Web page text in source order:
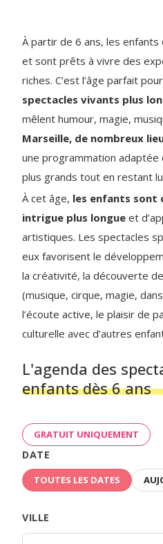
À partir de 6 ans, les
et sont prêts à vivre des
riches. C’est l’âge parfait
spectacles vivants plus
mêlent humour, magie,
Marseille, de nombreux
une programmation adaptée
plus grands tout en restant
À cet âge, les enfants sont
intrigue plus longue et
artistiques. Les spectacles
eux favorisent le
la créativité, la découverte
(musique, cirque, magie,
l’écoute active, le plaisir de
culturelle avec d’autres
L'agenda des
enfants dès 6 ans
GRATUIT UNIQUEMENT
DATE
TOUTES LES DATES
VILLE